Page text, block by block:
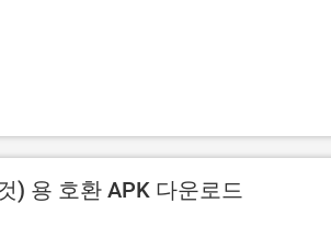
) 용 호환 APK 다운로드